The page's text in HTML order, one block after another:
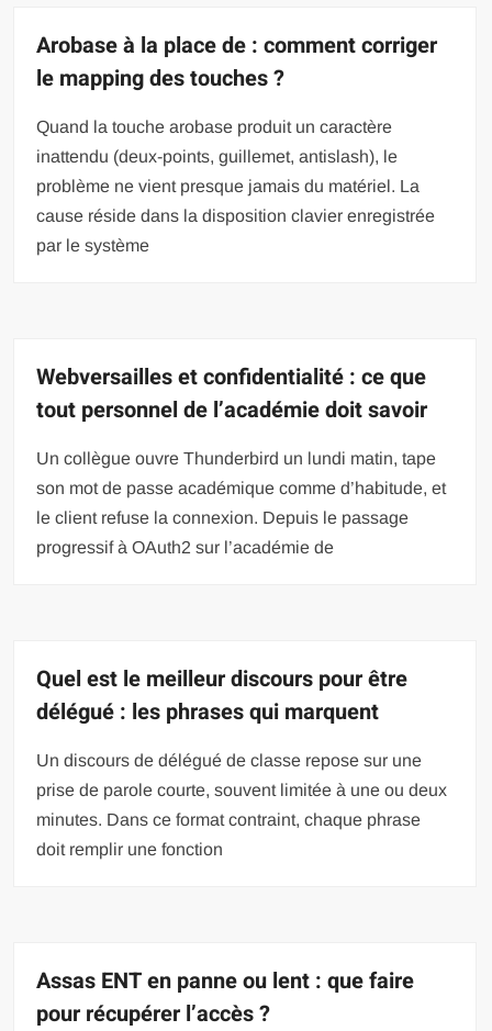
Arobase à la place de : comment corriger
le mapping des touches ?
Quand la touche arobase produit un caractère
inattendu (deux-points, guillemet, antislash), le
problème ne vient presque jamais du matériel. La
cause réside dans la disposition clavier enregistrée
par le système
Webversailles et confidentialité : ce que
tout personnel de l’académie doit savoir
Un collègue ouvre Thunderbird un lundi matin, tape
son mot de passe académique comme d’habitude, et
le client refuse la connexion. Depuis le passage
progressif à OAuth2 sur l’académie de
Quel est le meilleur discours pour être
délégué : les phrases qui marquent
Un discours de délégué de classe repose sur une
prise de parole courte, souvent limitée à une ou deux
minutes. Dans ce format contraint, chaque phrase
doit remplir une fonction
Assas ENT en panne ou lent : que faire
pour récupérer l’accès ?